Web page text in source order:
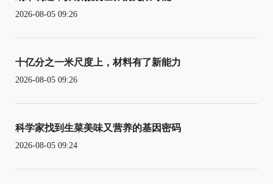
2026-08-05 09:26
十亿分之一米尺度上，材料有了新能力
2026-08-05 09:26
科学家找到生菜美味又营养的基因密码
2026-08-05 09:24